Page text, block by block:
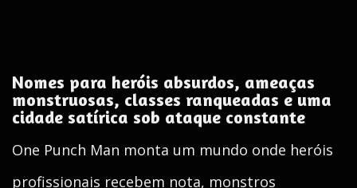
Nomes para heróis absurdos, ameaças
monstruosas, classes ranqueadas e uma
cidade satírica sob ataque constante
One Punch Man monta um mundo onde heróis
profissionais recebem nota, monstros